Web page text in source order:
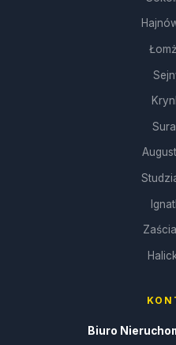
Biuro